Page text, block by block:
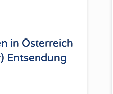
in Österreich
Entsendung